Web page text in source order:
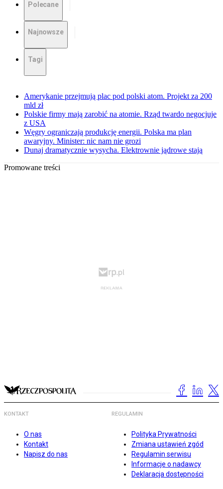
Polecane
Najnowsze
Tagi
Amerykanie przejmują plac pod polski atom. Projekt za 200
mld zł
Polskie firmy mają zarobić na atomie. Rząd twardo negocjuje
z USA
Węgry ograniczają produkcję energii. Polska ma plan
awaryjny. Minister: nic nam nie grozi
Dunaj dramatycznie wysycha. Elektrownie jądrowe stają
Promowane treści
KONTAKT
O nas
Kontakt
Napisz do nas
REGULAMIN
Polityka Prywatności
Zmiana ustawień zgód
Regulamin serwisu
Informacje o nadawcy
Deklaracja dostępności